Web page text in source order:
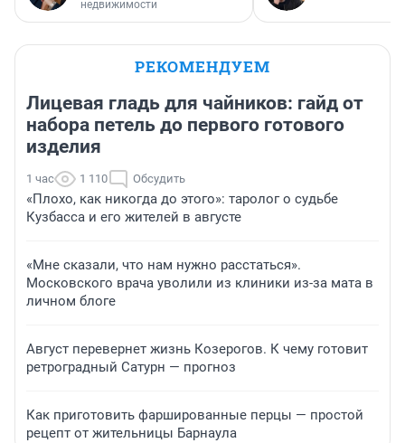
недвижимости
РЕКОМЕНДУЕМ
Лицевая гладь для чайников: гайд от
набора петель до первого готового
изделия
1 час 1 110 Обсудить
«Плохо, как никогда до этого»: таролог о судьбе
Кузбасса и его жителей в августе
«Мне сказали, что нам нужно расстаться».
Московского врача уволили из клиники из-за мата в
личном блоге
Август перевернет жизнь Козерогов. К чему готовит
ретроградный Сатурн — прогноз
Как приготовить фаршированные перцы — простой
рецепт от жительницы Барнаула